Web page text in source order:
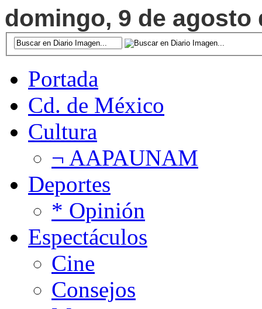
domingo, 9 de agosto
Portada
Cd. de México
Cultura
¬ AAPAUNAM
Deportes
* Opinión
Espectáculos
Cine
Consejos